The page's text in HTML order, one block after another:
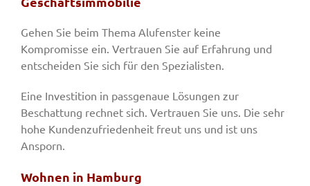
Gehen Sie beim Thema Alufenster keine
Kompromisse ein. Vertrauen Sie auf Erfahrung und
entscheiden Sie sich für den Spezialisten.
Eine Investition in passgenaue Lösungen zur
Beschattung rechnet sich. Vertrauen Sie uns. Die sehr
hohe Kundenzufriedenheit freut uns und ist uns
Ansporn.
Wohnen in Hamburg